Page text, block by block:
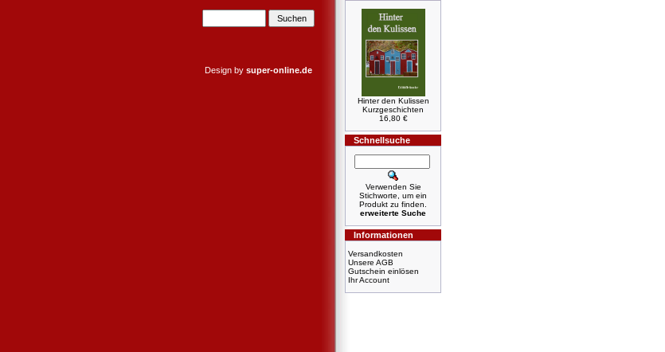
Design by super-online.de
Hinter den Kulissen
Kurzgeschichten
16,80 €
Schnellsuche
Verwenden Sie
Stichworte, um ein
Produkt zu finden.
erweiterte Suche
Informationen
Versandkosten
Unsere AGB
Gutschein einlösen
Ihr Account